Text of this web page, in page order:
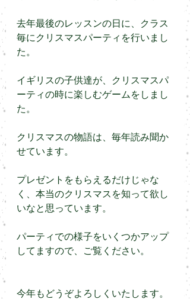
去年最後のレッスンの日に、クラス
毎にクリスマスパーティを行いまし
た。
イギリスの子供達が、クリスマスパ
ーティの時に楽しむゲームをしまし
た。
クリスマスの物語は、毎年読み聞か
せています。
プレゼントをもらえるだけじゃな
く、本当のクリスマスを知って欲し
いなと思っています。
パーティでの様子をいくつかアップ
してますので、ご覧ください。
今年もどうぞよろしくいたします。